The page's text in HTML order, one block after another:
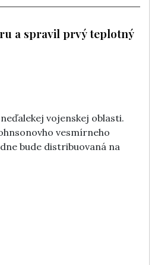
a spravil prvý teplotný
vojenskej oblasti.
vesmírneho
bude distribuovaná na